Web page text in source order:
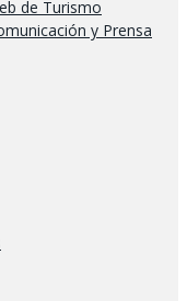
de Turismo
y Prensa